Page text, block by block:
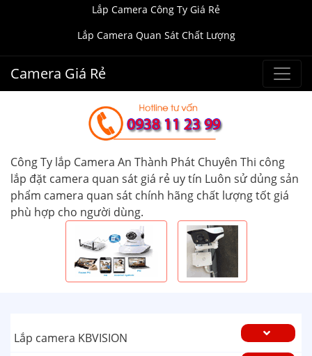
Lắp Camera Công Ty Giá Rẻ
Lắp Camera Quan Sát Chất Lượng
Camera Giá Rẻ
Công Ty lắp Camera An Thành Phát Chuyên Thi công
lắp đặt camera quan sát giá rẻ uy tín Luôn sử dủng sản
phẩm camera quan sát chính hãng chất lượng tốt giá
phù hợp cho người dùng.
Lắp camera KBVISION